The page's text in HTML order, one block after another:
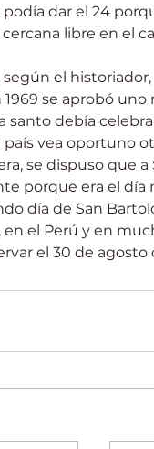
podía dar el 24
cercana libre en el
según el
1969 se aprobó
santo debía
país vea oportuno
se dispuso que
porque era el día
día de San
en el Perú y en
el 30 de